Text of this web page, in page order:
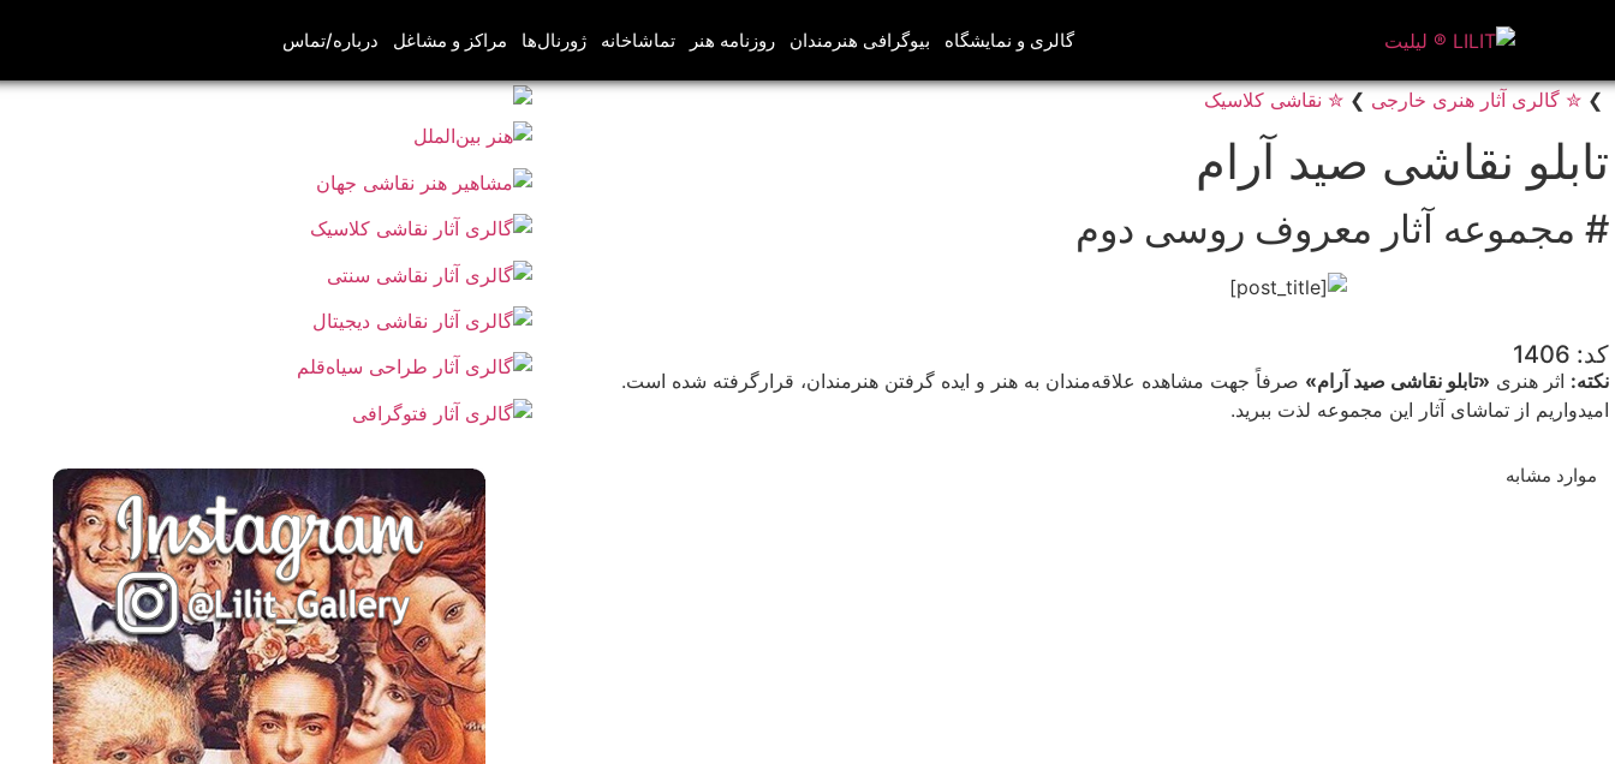
گالری و نمایشگاه بیوگرافی هنرمندان روزنامه هنر تماشاخانه ژورنال‌ها مراکز و مشاغل درباره/تماس
❯ ✮ گالری آثار هنری خارجی ❯ ✮ نقاشی کلاسیک
تابلو نقاشی صید آرام
# مجموعه آثار معروف روسی دوم
کد: 1406
نکته: اثر هنری «تابلو نقاشی صید آرام» صرفاً جهت مشاهده علاقه‌مندان به هنر و ایده گرفتن هنرمندان، قرارگرفته شده است.
امیدواریم از تماشای آثار این مجموعه لذت ببرید.
موارد مشابه